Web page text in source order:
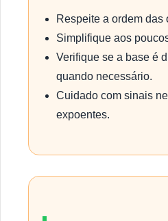
Respeite a ordem das
Simplifique aos
Verifique se a base é
quando necessário.
Cuidado com sinais
expoentes.